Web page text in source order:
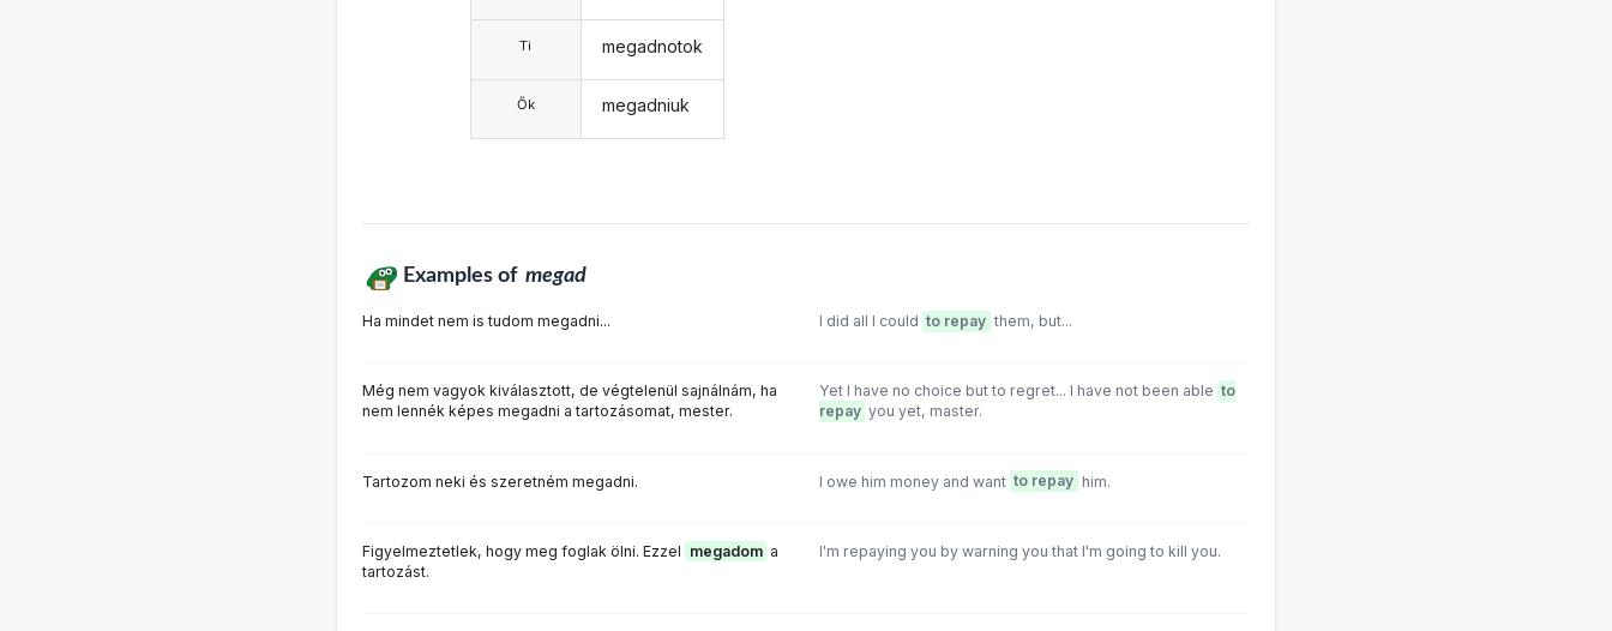
Ti
Ők
megadnotok
megadniuk
Examples of megad
Ha mindet nem is tudom megadni... l did all l could to repay them, but...
Még nem vagyok kiválasztott, de végtelenül sajnálnám, ha
nem lennék képes megadni a tartozásomat, mester.
Yet I have no choice but to regret... I have not been able to
repay you yet, master.
Tartozom neki és szeretném megadni. I owe him money and want to repay him.
Figyelmeztetlek, hogy meg foglak ölni. Ezzel megadom a
tartozást.
I'm repaying you by warning you that I'm going to kill you.